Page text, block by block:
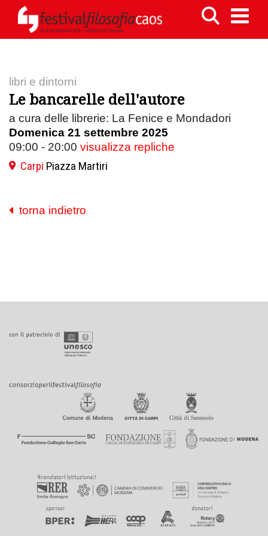
libri e dintorni
Le bancarelle dell'autore
a cura delle librerie: La Fenice e Mondadori
Domenica 21 settembre 2025
09:00 - 20:00 visualizza repliche
Carpi Piazza Martiri
torna indietro